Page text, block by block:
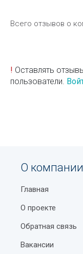
Всего отзывов о
! Оставлять
пользователи.
О компании
Главная
О проекте
Обратная связь
Вакансии